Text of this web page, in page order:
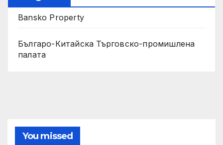
Bansko Property
Българо-Китайска Търговско-промишлена
палaта
You missed